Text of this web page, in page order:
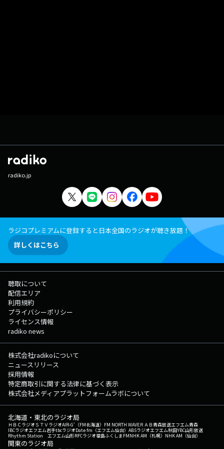
radiko.jp
ラジコプレミアムに登録すると日本全国のラジオが聴き放題！
詳しくはこちら
聴取について
配信エリア
利用規約
プライバシーポリシー
ライセンス情報
radiko news
株式会社radikoについて
ニュースリリース
採用情報
特定商取引に関する法律に基づく表示
株式会社メディアプラットフォームラボについて
北海道・東北のラジオ局
ＨＢＣラジオＳＴＶラジオAIR-G'（FM北海道） FM NORTH WAVEＲＡＢ青森放送エフエム青森
IBCラジオエフエム岩手tbcラジオDate fm（エフエム仙台） ABSラジオエフエム秋田YBC山形放送
Rhythm Station エフエム山形RFCラジオ福島ふくしまFMNHK AM（札幌） NHK AM（仙台）
関東のラジオ局